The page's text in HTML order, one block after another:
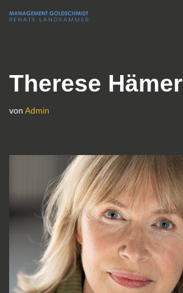
Therese Hämer
von Admin